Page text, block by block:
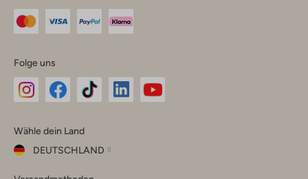
Folge uns
Instagram
Facebook
TikTok
Wähle dein Land
DEUTSCHLAND